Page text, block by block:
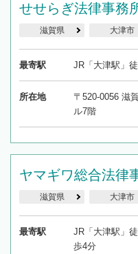
せせらぎ法律事務
滋賀県 大津市
最寄駅 JR「大津駅」
所在地
〒520-0056 滋
ル7階
ヤマギワ総合法律
滋賀県 大津市
最寄駅
JR「大津駅」
歩4分